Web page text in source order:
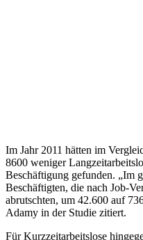
Im Jahr 2011 hätten im
8600 weniger
Beschäftigung gefunden. „Im
Beschäftigten, die nach Job-
abrutschten, um 42.600 auf
Adamy in der Studie zitiert.
Für Kurzzeitarbeitslose